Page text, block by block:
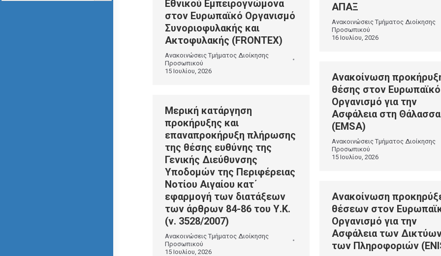
ΑΠΑΞ
Ανακοινώσεις Τμήματος Διοίκησης
Προσωπικού
16 Ιουλίου, 2026
Εθνικού Εμπειρογνώμονα
στον Ευρωπαϊκό Οργανισμό
Συνοριοφυλακής και
Ακτοφυλακής (FRΟΝΤΕΧ)
Ανακοινώσεις Τμήματος Διοίκησης
Προσωπικού
15 Ιουλίου, 2026
Ανακοίνωση
θέσης στον Ευρωπαϊκό
Οργανισμό για την
Ασφάλεια στη Θάλασσα
(EMSA)
Ανακοινώσεις Τμήματος Διοίκησης
Προσωπικού
15 Ιουλίου, 2026
Μερική κατάργηση
προκήρυξης και
επαναπροκήρυξη πλήρωσης
της θέσης ευθύνης της
Γενικής Διεύθυνσης
Υποδομών της Περιφέρειας
Νοτίου Αιγαίου κατ΄
εφαρμογή των διατάξεων
των άρθρων 84-86 του Υ.Κ.
(ν. 3528/2007)
Ανακοινώσεις Τμήματος Διοίκησης
Προσωπικού
15 Ιουλίου, 2026
Ανακοίνωση
θέσεων στον
Οργανισμό για την
Ασφάλεια των
των Πληροφοριών